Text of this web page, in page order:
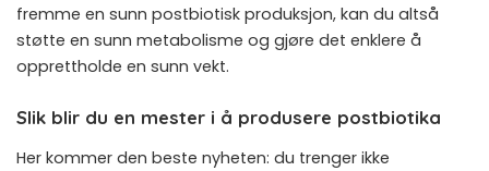
fremme en sunn postbiotisk produksjon, kan du altså
støtte en sunn metabolisme og gjøre det enklere å
opprettholde en sunn vekt.
Slik blir du en mester i å produsere postbiotika
Her kommer den beste nyheten: du trenger ikke